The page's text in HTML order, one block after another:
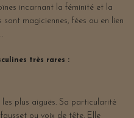
incarnant la féminité et la
magiciennes, fées ou en lien
très rares :
plus aiguës. Sa particularité
ou voix de tête. Elle